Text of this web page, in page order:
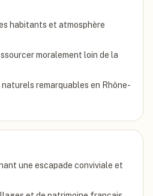
habitants et atmosphère
moralement loin de la
remarquables en Rhône-
une escapade conviviale et